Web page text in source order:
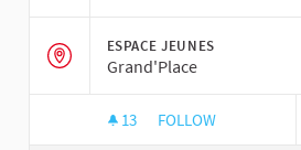
ESPACE JEUNES
Grand'Place
13 13 FOLLOWERS
FOLLOW